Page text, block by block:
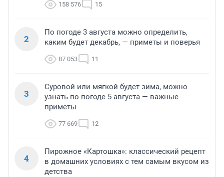
158 576 15
2
По погоде 3 августа можно определить,
каким будет декабрь, — приметы и поверья
87 053 11
3
Суровой или мягкой будет зима, можно
узнать по погоде 5 августа — важные
приметы
77 669 12
4
Пирожное «Картошка»: классический рецепт
в домашних условиях с тем самым вкусом из
детства